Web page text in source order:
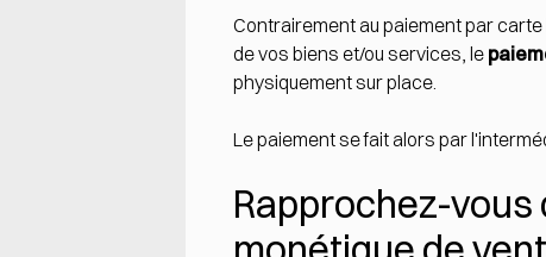
Contrairement au paiement par
de vos biens et/ou services, le
physiquement sur place.
Le paiement se fait alors par
Rapprochez-